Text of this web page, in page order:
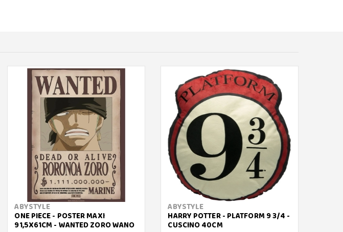
ABYSTYLE
ONE PIECE - POSTER MAXI
91,5X61CM - WANTED ZORO WANO
ABYSTYLE
HARRY POTTER - PLATFORM 9 3/4 -
CUSCINO 40CM